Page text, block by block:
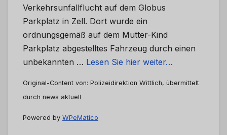
Verkehrsunfallflucht auf dem Globus
Parkplatz in Zell. Dort wurde ein
ordnungsgemäß auf dem Mutter-Kind
Parkplatz abgestelltes Fahrzeug durch einen
unbekannten … Lesen Sie hier weiter…
Original-Content von: Polizeidirektion Wittlich, übermittelt
durch news aktuell
Powered by WPeMatico